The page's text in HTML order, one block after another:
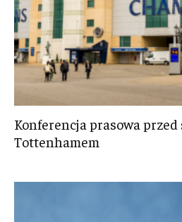
Konferencja prasowa
Tottenhamem